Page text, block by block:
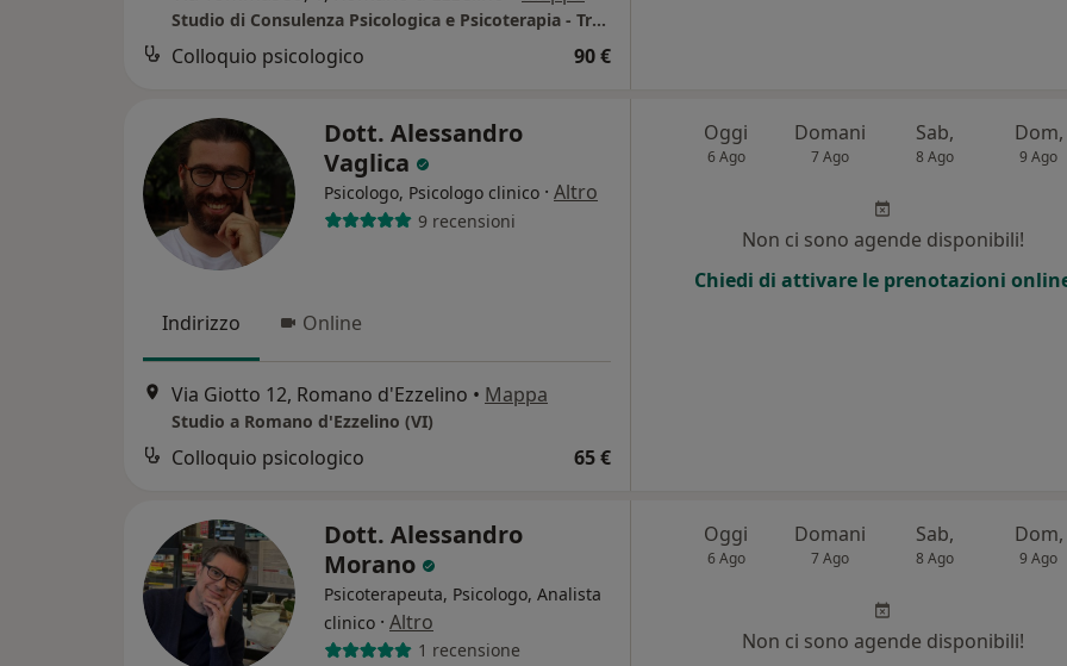
Studio di Consulenza Psicologica e Psicoterapia - Training Autogeno
Colloquio psicologico 90 €
Dott. Alessandro
Vaglica
Psicologo, Psicologo clinico · Altro
9 recensioni
Indirizzo Online
Via Giotto 12, Romano d'Ezzelino • Mappa
Studio a Romano d'Ezzelino (VI)
Colloquio psicologico 65 €
Oggi
6 Ago
Domani
7 Ago
Sab,
8 Ago
Dom,
9 Ago
Non ci sono agende disponibili!
Chiedi di attivare le prenotazioni
Dott. Alessandro
Morano
Psicoterapeuta, Psicologo, Analista
clinico · Altro
1 recensione
Oggi
6 Ago
Domani
7 Ago
Sab,
8 Ago
Dom,
9 Ago
Non ci sono agende disponibili!